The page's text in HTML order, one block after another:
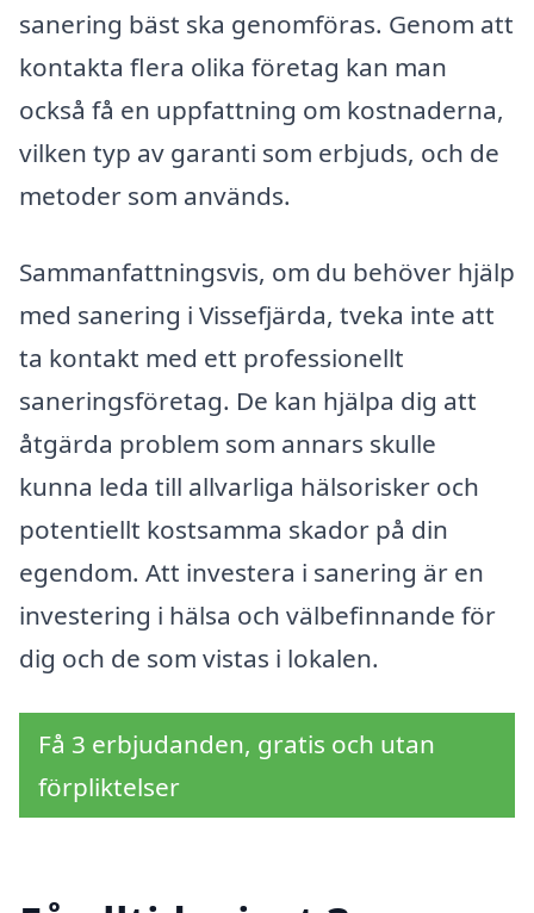
sanering bäst ska genomföras. Genom att
kontakta flera olika företag kan man
också få en uppfattning om kostnaderna,
vilken typ av garanti som erbjuds, och de
metoder som används.
Sammanfattningsvis, om du behöver hjälp
med sanering i Vissefjärda, tveka inte att
ta kontakt med ett professionellt
saneringsföretag. De kan hjälpa dig att
åtgärda problem som annars skulle
kunna leda till allvarliga hälsorisker och
potentiellt kostsamma skador på din
egendom. Att investera i sanering är en
investering i hälsa och välbefinnande för
dig och de som vistas i lokalen.
Få 3 erbjudanden, gratis och utan
förpliktelser